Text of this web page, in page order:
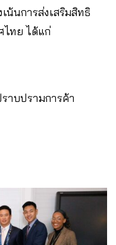
น้นการส่งเสริมสิทธิ
ไทย ได้แก่
าบปรามการค้า